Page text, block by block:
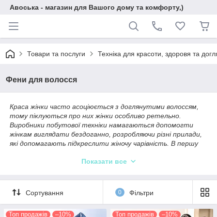
Авоська - магазин для Вашого дому та комфорту,)
Товари та послуги Техніка для красоти, здоровя та
Фени для волосся
Краса жінки часто асоціюється з доглянутими волоссям,
тому піклуються про них жінки особливо ретельно.
Виробники побутової техніки намагаються допомогти
жінкам виглядати бездоганно, розробляючи різні прилади,
які допомагають підкреслити жіночу чарівність. В першу
купити фен для волосся.
технологій для їх захисту. Використання холодного
повітря в пристрої не допускає перегріву волосся і здійснює
надійну фіксацію зачіски. Функція іонізації повітря
Показати все
Сортування 0 Фільтри
Топ продажів –10% Топ продажів –10%